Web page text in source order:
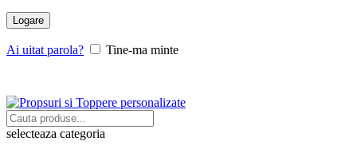
Logare
Ai uitat parola? Tine-ma minte
selecteaza categoria